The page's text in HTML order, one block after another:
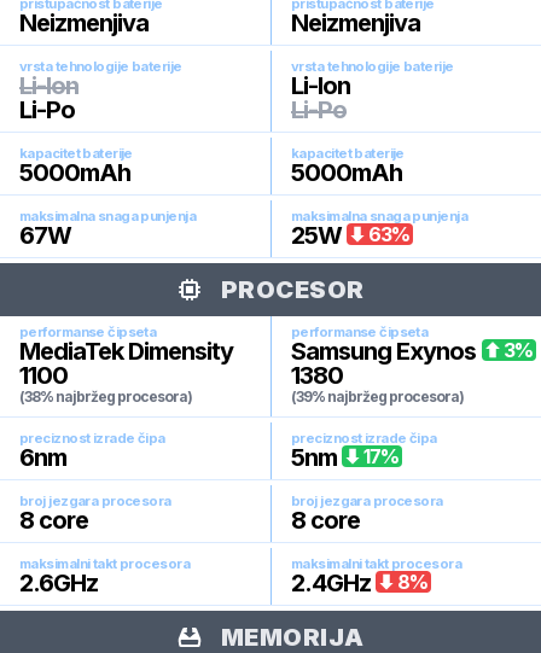
pristupačnost baterije
Neizmenjiva
pristupačnost baterije
Neizmenjiva
vrsta tehnologije baterije
Li-Ion
Li-Po
vrsta tehnologije baterije
Li-Ion
Li-Po
kapacitet baterije
5000mAh
kapacitet baterije
5000mAh
maksimalna snaga punjenja
67W
maksimalna snaga punjenja
25W 63%
PROCESOR
performanse čipseta
MediaTek Dimensity
1100
(38% najbržeg procesora)
performanse čipseta
Samsung Exynos
1380
(39% najbržeg procesora)
3%
preciznost izrade čipa
6nm
preciznost izrade čipa
5nm 17%
broj jezgara procesora
8 core
broj jezgara procesora
8 core
maksimalni takt procesora
2.6GHz
maksimalni takt procesora
2.4GHz 8%
MEMORIJA